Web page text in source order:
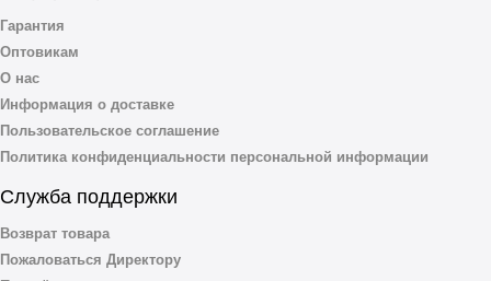
Гарантия
Оптовикам
О нас
Информация о доставке
Пользовательское соглашение
Политика конфиденциальности персональной информации
Служба поддержки
Возврат товара
Пожаловаться Директору